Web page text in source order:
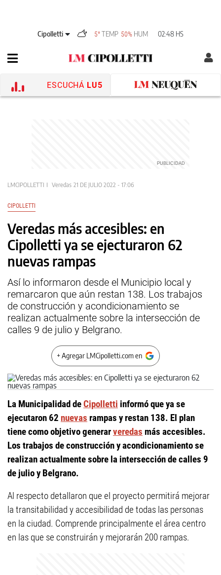
Cipolletti 5°TEMP 50% HUM 02:48 HS
ESCUCHÁ LU5
LMCIPOLLETTI Veredas 21 DE JULIO 2022 - 17:06
CIPOLLETTI
Veredas más accesibles: en
Cipolletti ya se ejecturaron 62
nuevas rampas
Así lo informaron desde el Municipio local y
remarcaron que aún restan 138. Los trabajos
de construcción y acondicionamiento se
realizan actualmente sobre la intersección de
calles 9 de julio y Belgrano.
+ Agregar LMCipolletti.com en
La Municipalidad deCipolletti informó que ya se
ejecutaron 62 nuevas rampas y restan 138. El plan
tiene como objetivo generarveredas más accesibles.
Los trabajos de construcción y acondicionamiento se
realizan actualmente sobre la intersección de calles 9
de julio y Belgrano.
Al respecto detallaron que el proyecto permitirá mejorar
la transitabilidad y accesibilidad de todas las personas
en la ciudad. Comprende principalmente el área centro
en las que se construirán y mejorarán 200 rampas.